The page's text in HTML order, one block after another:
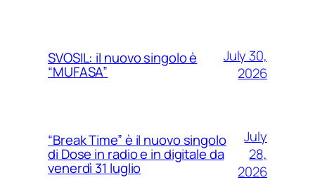
SVOSIL: il nuovo singolo è
“MUFASA”
July 30,
2026
“Break Time” è il nuovo singolo
di Dose in radio e in digitale da
venerdì 31 luglio
July
28,
2026